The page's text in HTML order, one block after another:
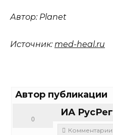
Автор: Planet
Источник: med-heal.ru
Автор публикации
ИА
0
Комментарии: